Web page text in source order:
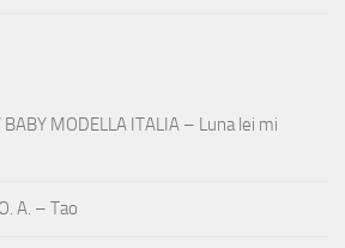
BABY MODELLA ITALIA – Luna lei mi
A. – Tao